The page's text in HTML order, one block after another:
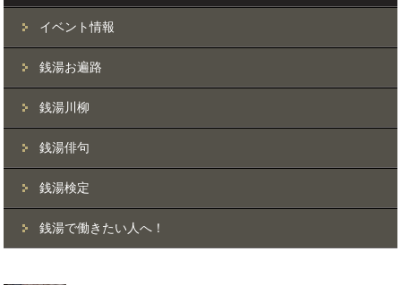
イベント情報
銭湯お遍路
銭湯川柳
銭湯俳句
銭湯検定
銭湯で働きたい人へ！